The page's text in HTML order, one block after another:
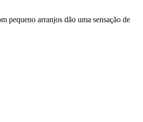
pequeno arranjos dão uma sensação de